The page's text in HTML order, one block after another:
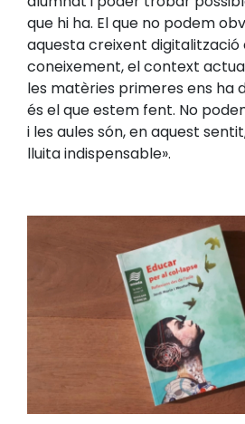
que hi ha. El que no podem
aquesta creixent digitalització
coneixement, el context
les matèries primeres ens ha
és el que estem fent. No
i les aules són, en aquest
lluita indispensable».